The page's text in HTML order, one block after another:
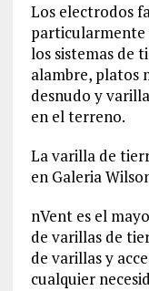
Los electrodos
particularmente
los sistemas de
alambre, platos
desnudo y
en el terreno.
La varilla de
en Galeria
nVent es el
de varillas de
de varillas y
cualquier